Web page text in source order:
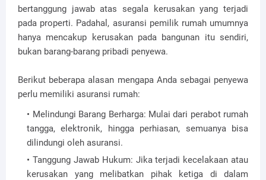
bertanggung jawab atas segala kerusakan yang terjadi
pada properti. Padahal, asuransi pemilik rumah umumnya
hanya mencakup kerusakan pada bangunan itu sendiri,
bukan barang-barang pribadi penyewa.
Berikut beberapa alasan mengapa Anda sebagai penyewa
perlu memiliki asuransi rumah:
Melindungi Barang Berharga: Mulai dari perabot rumah
tangga, elektronik, hingga perhiasan, semuanya bisa
dilindungi oleh asuransi.
Tanggung Jawab Hukum: Jika terjadi kecelakaan atau
kerusakan yang melibatkan pihak ketiga di dalam